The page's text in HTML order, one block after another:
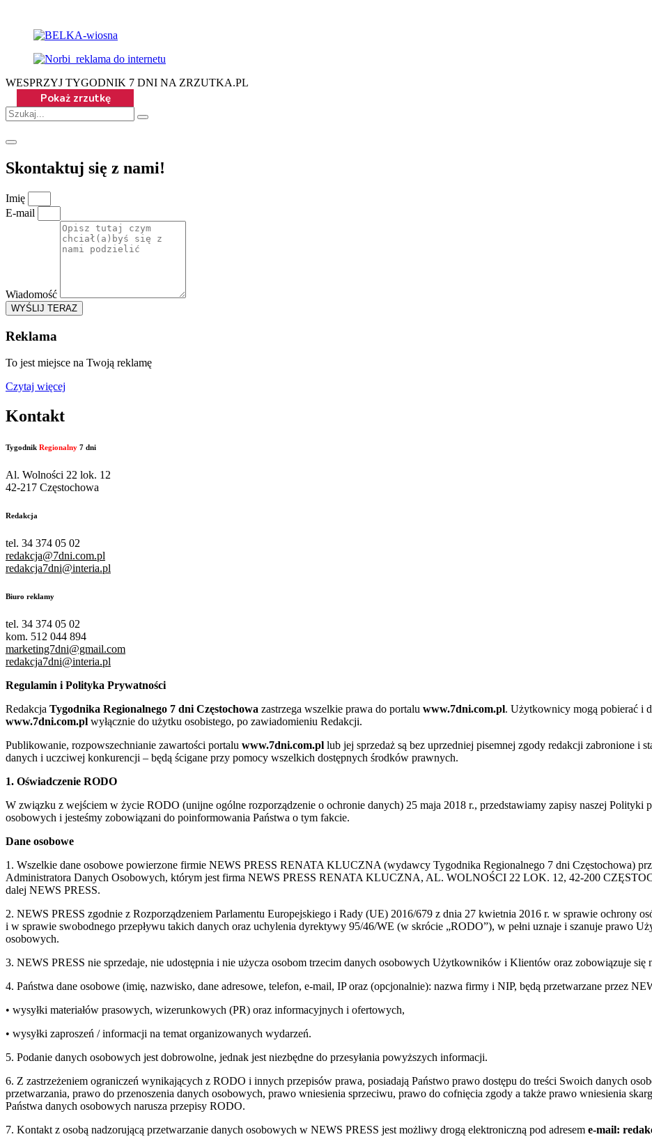
WESPRZYJ TYGODNIK 7 DNI NA ZRZUTKA.PL
Skontaktuj się z nami!
Imię
E-mail
Wiadomość
WYŚLIJ TERAZ
Reklama
To jest miejsce na Twoją reklamę
Czytaj więcej
Kontakt
Tygodnik Regionalny 7 dni
Al. Wolności 22 lok. 12
42-217 Częstochowa
Redakcja
tel. 34 374 05 02
redakcja@7dni.com.pl
redakcja7dni@interia.pl
Biuro reklamy
tel. 34 374 05 02
kom. 512 044 894
marketing7dni@gmail.com
redakcja7dni@interia.pl
Regulamin i Polityka Prywatności
Redakcja Tygodnika Regionalnego 7 dni Częstochowa zastrzega wszelkie prawa do portalu www.7dni.com.pl. Użytkownicy mogą pobierać i
www.7dni.com.pl wyłącznie do użytku osobistego, po zawiadomieniu Redakcji.
Publikowanie, rozpowszechnianie zawartości portalu www.7dni.com.pl lub jej sprzedaż są bez uprzedniej pisemnej zgody redakcji zabronione i
danych i uczciwej konkurencji – będą ścigane przy pomocy wszelkich dostępnych środków prawnych.
1. Oświadczenie RODO
W związku z wejściem w życie RODO (unijne ogólne rozporządzenie o ochronie danych) 25 maja 2018 r., przedstawiamy zapisy naszej Polityki
osobowych i jesteśmy zobowiązani do poinformowania Państwa o tym fakcie.
Dane osobowe
1. Wszelkie dane osobowe powierzone firmie NEWS PRESS RENATA KLUCZNA (wydawcy Tygodnika Regionalnego 7 dni Częstochowa)
Administratora Danych Osobowych, którym jest firma NEWS PRESS RENATA KLUCZNA, AL. WOLNOŚCI 22 LOK. 12, 42-200
dalej NEWS PRESS.
2. NEWS PRESS zgodnie z Rozporządzeniem Parlamentu Europejskiego i Rady (UE) 2016/679 z dnia 27 kwietnia 2016 r. w sprawie ochrony
i w sprawie swobodnego przepływu takich danych oraz uchylenia dyrektywy 95/46/WE (w skrócie „RODO”), w pełni uznaje i szanuje prawo
osobowych.
3. NEWS PRESS nie sprzedaje, nie udostępnia i nie użycza osobom trzecim danych osobowych Użytkowników i Klientów oraz zobowiązuje się
4. Państwa dane osobowe (imię, nazwisko, dane adresowe, telefon, e-mail, IP oraz (opcjonalnie): nazwa firmy i NIP, będą przetwarzane przez
• wysyłki materiałów prasowych, wizerunkowych (PR) oraz informacyjnych i ofertowych,
• wysyłki zaproszeń / informacji na temat organizowanych wydarzeń.
5. Podanie danych osobowych jest dobrowolne, jednak jest niezbędne do przesyłania powyższych informacji.
6. Z zastrzeżeniem ograniczeń wynikających z RODO i innych przepisów prawa, posiadają Państwo prawo dostępu do treści Swoich danych
przetwarzania, prawo do przenoszenia danych osobowych, prawo wniesienia sprzeciwu, prawo do cofnięcia zgody a także prawo wniesienia
Państwa danych osobowych narusza przepisy RODO.
7. Kontakt z osobą nadzorującą przetwarzanie danych osobowych w NEWS PRESS jest możliwy drogą elektroniczną pod adresem e-mail: